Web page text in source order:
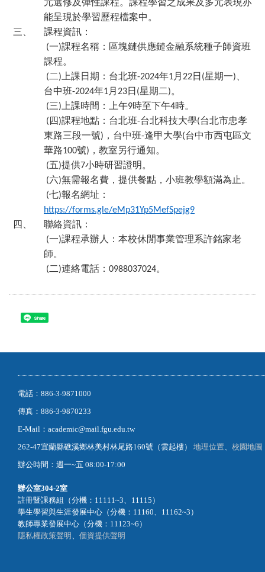
能呈現於學習歷程檔案中。
三、
課程資訊：
(一)課程名稱：區塊鏈供應鏈金融系統種子師資班
課程。
(二) 上課日期：台北班-2024年1月 22日 (星期一)
台中班-2024年1月 23日 (星期二)。
(三) 上課時間：上午9時至下午4時。
( 四)課程地點：台北班-台北科技大學(台北市忠孝
東路三段一號) ，台中班-逢甲大學(台中市西屯區文
華路100號) ，教室另行通知。
(五)提供7小時研習證明。
(六)無需報名費，提供餐點，小班教學額滿為止。
(七)報名網址：
https://forms.gle/eMp31Yp5MefSpejg9
四、 聯絡資訊：
(一)課程承辦人：本校休閒事業管理系許銘家老
師。
(二)連絡電話： 0988037024。
Share
電話：886-3-9871000
傳真：886-3-9870233
E-Mail：academic@mail.fgu.edu.tw
262-47宜蘭縣礁溪鄉林美村林尾路160號（雲起樓） 地理位置、 校園地圖
辦公時間：週一~五 08:00-17:00
辦公室304-2室
註冊暨課務組（分機：11111~3、11115）
學生學習與生涯發展中心（分機：11160、11162~3）
教師專業發展中心（分機：11123~6）
隱私權政策聲明 、 個資提供聲明